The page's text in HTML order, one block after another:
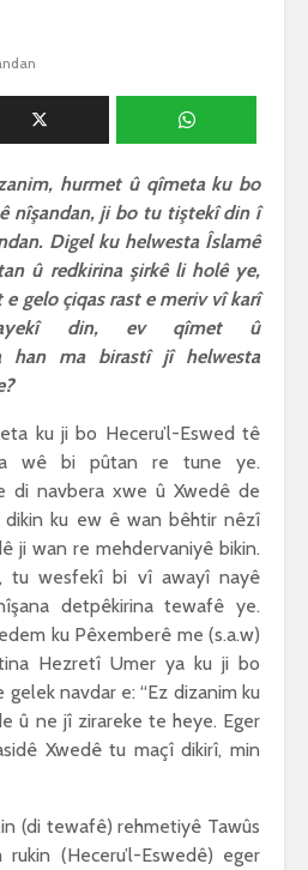
hurmet û qîmeta ku bo
nîşandan, ji bo tu tiştekî din î
Digel ku helwesta Îslamê
û redkirina şirkê li holê ye,
gelo çiqas rast e meriv vî karî
din, ev qîmet û
han ma birastî jî helwesta
ku ji bo Heceru’l-Eswed tê
wê bi pûtan re tune ye.
di navbera xwe û Xwedê de
dikin ku ew ê wan bêhtir nêzî
ji wan re mehdervaniyê bikin.
tu wesfekî bi vî awayî nayê
detpêkirina tewafê ye.
ku Pêxemberê me (s.a.w)
Hezretî Umer ya ku ji bo
gelek navdar e: “Ez dizanim ku
û ne jî zirareke te heye. Eger
Xwedê tu maçî dikirî, min
(di tewafê) rehmetiyê Tawûs
(Heceru’l-Eswedê) eger
him jî
birûn ji bo
li ser
wek hev
2021
teqez
bike û
çêbike?
3 Kasım
3034